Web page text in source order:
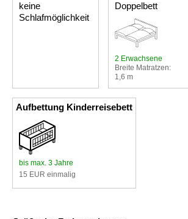
keine
Schlafmöglichkeit
Doppelbett
2 Erwachsene
Breite Matratzen:
1,6 m
Aufbettung Kinderreisebett
bis max. 3 Jahre
15 EUR einmalig